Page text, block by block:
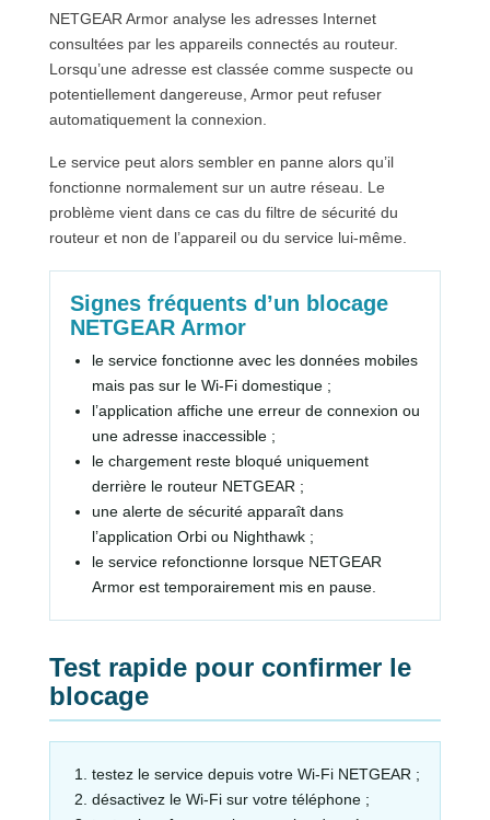
NETGEAR Armor analyse les adresses Internet
consultées par les appareils connectés au routeur.
Lorsqu’une adresse est classée comme suspecte ou
potentiellement dangereuse, Armor peut refuser
automatiquement la connexion.
Le service peut alors sembler en panne alors qu’il
fonctionne normalement sur un autre réseau. Le
problème vient dans ce cas du filtre de sécurité du
routeur et non de l’appareil ou du service lui-même.
Signes fréquents d’un blocage
NETGEAR Armor
le service fonctionne avec les données mobiles
mais pas sur le Wi-Fi domestique ;
l’application affiche une erreur de connexion ou
une adresse inaccessible ;
le chargement reste bloqué uniquement
derrière le routeur NETGEAR ;
une alerte de sécurité apparaît dans
l’application Orbi ou Nighthawk ;
le service refonctionne lorsque NETGEAR
Armor est temporairement mis en pause.
Test rapide pour confirmer le
blocage
testez le service depuis votre Wi-Fi NETGEAR ;
désactivez le Wi-Fi sur votre téléphone ;